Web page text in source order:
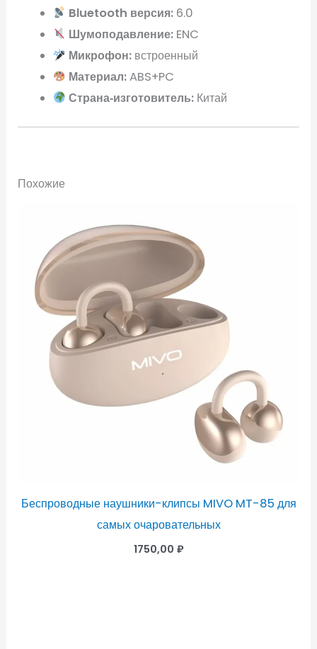
Bluetooth версия: 6.0
Шумоподавление: ENC
Микрофон: встроенный
Материал:ABS+PC
Страна‑изготовитель: Китай
Похожие
Беспроводные наушники-клипсы MIVO MT-85 для
самых очаровательных
1750,00 ₽